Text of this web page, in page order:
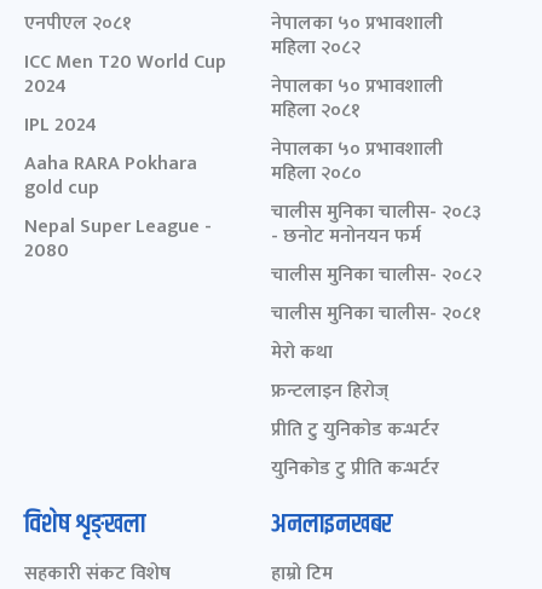
एनपीएल २०८१
ICC Men T20 World Cup
2024
IPL 2024
Aaha RARA Pokhara
gold cup
Nepal Super League -
2080
नेपालका ५० प्रभावशाली
महिला २०८२
नेपालका ५० प्रभावशाली
महिला २०८१
नेपालका ५० प्रभावशाली
महिला २०८०
चालीस मुनिका चालीस- २०८३
- छनोट मनोनयन फर्म
चालीस मुनिका चालीस- २०८२
चालीस मुनिका चालीस- २०८१
मेरो कथा
फ्रन्टलाइन हिरोज्
प्रीति टु युनिकोड कन्भर्टर
युनिकोड टु प्रीति कन्भर्टर
विशेष शृङ्खला
सहकारी संकट विशेष
अनलाइनखबर
हाम्रो टिम